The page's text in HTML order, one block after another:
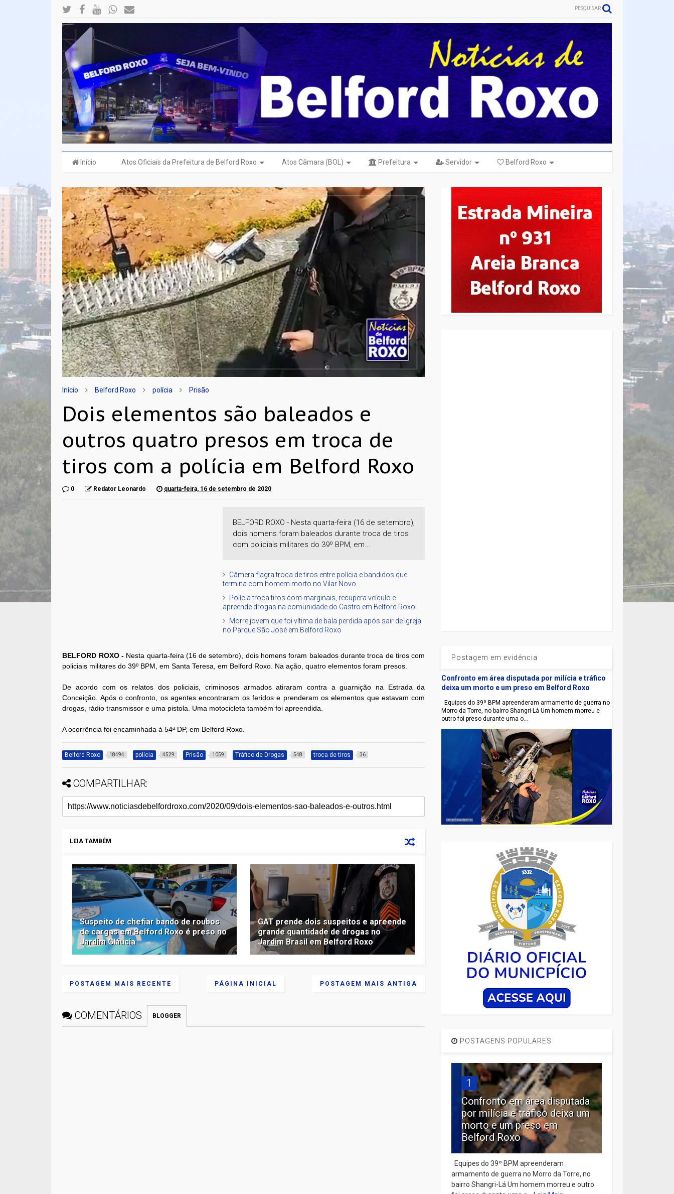
PESQUISAR
Início Atos Oficiais da Prefeitura de Belford Roxo Atos Câmara (BOL) Prefeitura Servidor Belford Roxo
Início Belford Roxo polícia Prisão
Dois elementos são baleados e
outros quatro presos em troca de
tiros com a polícia em Belford Roxo
0 Redator Leonardo quarta-feira, 16 de setembro de 2020
BELFORD ROXO - Nesta quarta-feira (16 de setembro),
dois homens foram baleados durante troca de tiros
com policiais militares do 39º BPM, em...
Câmera flagra troca de tiros entre polícia e bandidos que
termina com homem morto no Vilar Novo
Polícia troca tiros com marginais, recupera veículo e
apreende drogas na comunidade do Castro em Belford Roxo
Morre jovem que foi vítima de bala perdida após sair de igreja
no Parque São José em Belford Roxo
BELFORD ROXO - Nesta quarta-feira (16 de setembro), dois homens foram baleados durante troca de tiros com
policiais militares do 39º BPM, em Santa Teresa, em Belford Roxo. Na ação, quatro elementos foram presos.
De acordo com os relatos dos policiais, criminosos armados atiraram contra a guarnição na Estrada da
Conceição. Após o confronto, os agentes encontraram os feridos e prenderam os elementos que estavam com
drogas, rádio transmissor e uma pistola. Uma motocicleta também foi apreendida.
A ocorrência foi encaminhada à 54ª DP, em Belford Roxo.
Belford Roxo 18494 polícia 4529 Prisão 1059 Tráfico de Drogas 548 troca de tiros 36
COMPARTILHAR:
LEIA TAMBÉM
Suspeito de chefiar bando de roubos
de cargas em Belford Roxo é preso no
Jardim Gláucia
GAT prende dois suspeitos e apreende
grande quantidade de drogas no
Jardim Brasil em Belford Roxo
POSTAGEM MAIS RECENTE POSTAGEM MAIS ANTIGA
PÁGINA INICIAL
COMENTÁRIOS BLOGGER
Postagem em evidência
Confronto em área disputada por milícia e tráfico
deixa um morto e um preso em Belford Roxo
Equipes do 39º BPM apreenderam armamento de guerra no
Morro da Torre, no bairro Shangri-Lá Um homem morreu e
outro foi preso durante uma o...
POSTAGENS POPULARES
1
Confronto em área disputada
por milícia e tráfico deixa um
morto e um preso em
Belford Roxo
Equipes do 39º BPM apreenderam
armamento de guerra no Morro da Torre, no
bairro Shangri-Lá Um homem morreu e outro